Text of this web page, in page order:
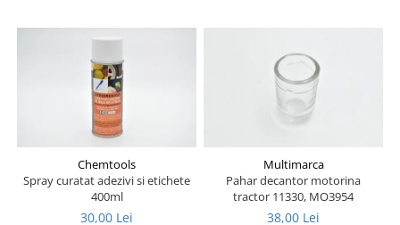
Role
Suruburi si saibe
Sigurante mecanice
Cap de bara
Piese caroserie
Piese CTE
Piese Belle Group
Piese Amazone
Piese Ursus
Piese Steck
Chemtools
Spray curatat adezivi si etichete
400ml
30,00 Lei
Multimarca
Pahar decantor motorina
tractor 11330, MO3954
38,00 Lei